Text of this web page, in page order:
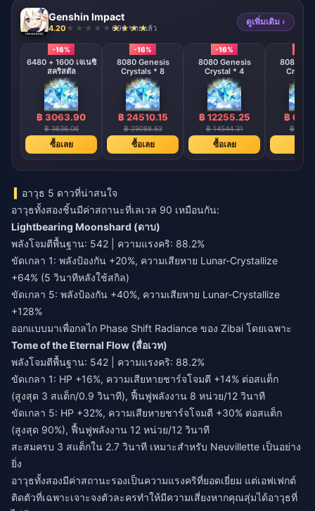
Genshin Impact
4.20 696 ขายแล้ว
ดูเพิ่มเติม ›
-16%
6480 + 1600 เจเนซิ
สคริสตัล
฿ 3063.90
฿ 3636.06
ซื้อเลย
-16%
8080 Genesis
Crystals * 8
฿ 24510.15
฿ 29088.63
ซื้อเลย
-16%
8080 Genesis
Crystal * 4
฿ 12255.25
฿ 14544.31
ซื้อเลย
8080
Crystal
฿
฿
อาวุธ 5 ดาวที่น่าสนใจ
อาวุธทั้งสองชิ้นมีค่าสถานะที่เลเวล 90 เหมือนกัน:
Lightbearing Moonshard (ดาบ)
พลังโจมตีพื้นฐาน: 542 | ความแรงคริ: 88.2%
ขัดเกลา 1: พลังป้องกัน +20%, ความเสียหาย Lunar-Crystallize
+64% (5 วินาทีหลังใช้สกิล)
ขัดเกลา 5: พลังป้องกัน +40%, ความเสียหาย Lunar-Crystallize
+128%
ออกแบบมาเพื่อกลไก Phase Shift Radiance ของ Zibai โดยเฉพาะ
Tome of the Eternal Flow (สื่อเวท)
พลังโจมตีพื้นฐาน: 542 | ความแรงคริ: 88.2%
ขัดเกลา 1: HP +16%, ความเสียหายชาร์จโจมตี +14% ต่อสแต็ก
(สูงสุด 3 สแต็ก/0.9 วินาที), ฟื้นฟูพลังงาน 8 หน่วย/12 วินาที
ขัดเกลา 5: HP +32%, ความเสียหายชาร์จโจมตี +30% ต่อสแต็ก
(สูงสุด 90%), ฟื้นฟูพลังงาน 12 หน่วย/12 วินาที
สะสมครบ 3 สแต็กใน 2.7 วินาที เหมาะสำหรับ Neuvillette เป็นอย่าง
ยิ่ง
อาวุธทั้งสองมีค่าสถานะรองเป็นความแรงคริที่ยอดเยี่ยม แต่เอฟเฟกต์
ติดตัวที่เฉพาะเจาะจงตัวละครทำให้มีความเสี่ยงหากคุณสุ่มได้อาวุธที่